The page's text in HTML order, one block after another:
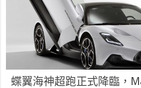
蝶翼海神超跑正式降臨，